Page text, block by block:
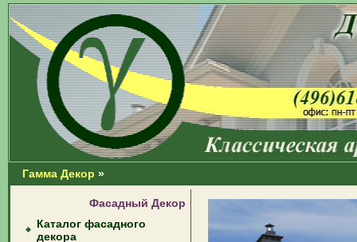
Гамма Декор »
Фасадный Декор
Каталог фасадного
декора